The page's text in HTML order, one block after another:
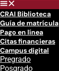
CRAI Biblioteca
Guía de matrícula
Pago en línea
Citas financieras
Campus digital
Pregrado
Posgrado